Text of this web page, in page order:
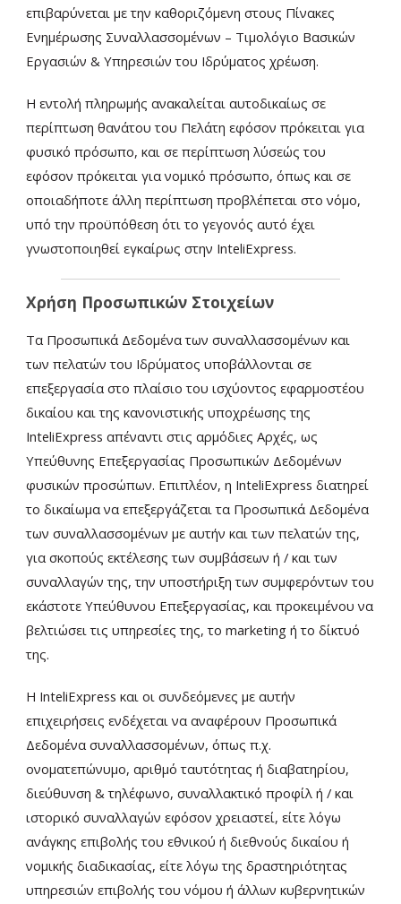
επιβαρύνεται με την καθοριζόμενη στους Πίνακες
Ενημέρωσης Συναλλασσομένων – Τιμολόγιο Βασικών
Εργασιών & Υπηρεσιών του Ιδρύματος χρέωση.
Η εντολή πληρωμής ανακαλείται αυτοδικαίως σε
περίπτωση θανάτου του Πελάτη εφόσον πρόκειται για
φυσικό πρόσωπο, και σε περίπτωση λύσεώς του
εφόσον πρόκειται για νομικό πρόσωπο, όπως και σε
οποιαδήποτε άλλη περίπτωση προβλέπεται στο νόμο,
υπό την προϋπόθεση ότι το γεγονός αυτό έχει
γνωστοποιηθεί εγκαίρως στην InteliExpress.
Χρήση Προσωπικών Στοιχείων
Τα Προσωπικά Δεδομένα των συναλλασσομένων και
των πελατών του Ιδρύματος υποβάλλονται σε
επεξεργασία στο πλαίσιο του ισχύοντος εφαρμοστέου
δικαίου και της κανονιστικής υποχρέωσης της
ΙnteliExpress απέναντι στις αρμόδιες Αρχές, ως
Υπεύθυνης Επεξεργασίας Προσωπικών Δεδομένων
φυσικών προσώπων. Επιπλέον, η ΙnteliExpress διατηρεί
το δικαίωμα να επεξεργάζεται τα Προσωπικά Δεδομένα
των συναλλασσομένων με αυτήν και των πελατών της,
για σκοπούς εκτέλεσης των συμβάσεων ή / και των
συναλλαγών της, την υποστήριξη των συμφερόντων του
εκάστοτε Υπεύθυνου Επεξεργασίας, και προκειμένου να
βελτιώσει τις υπηρεσίες της, το marketing ή το δίκτυό
της.
Η InteliExpress και οι συνδεόμενες με αυτήν
επιχειρήσεις ενδέχεται να αναφέρουν Προσωπικά
Δεδομένα συναλλασσομένων, όπως π.χ.
ονοματεπώνυμο, αριθμό ταυτότητας ή διαβατηρίου,
διεύθυνση & τηλέφωνο, συναλλακτικό προφίλ ή / και
ιστορικό συναλλαγών εφόσον χρειαστεί, είτε λόγω
ανάγκης επιβολής του εθνικού ή διεθνούς δικαίου ή
νομικής διαδικασίας, είτε λόγω της δραστηριότητας
υπηρεσιών επιβολής του νόμου ή άλλων κυβερνητικών